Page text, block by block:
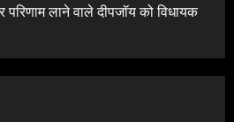
परिणाम लाने वाले दीपजॉय को विधायक